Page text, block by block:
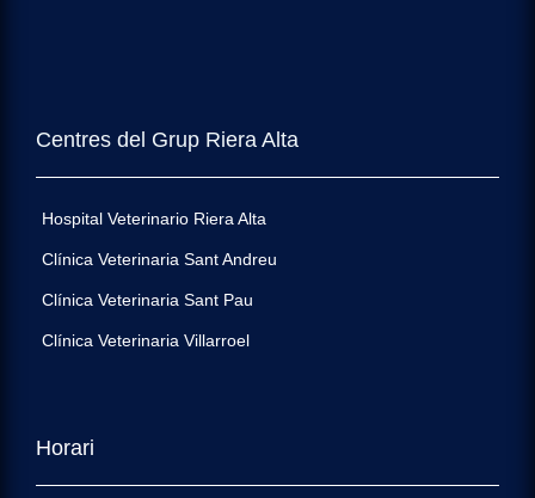
Centres del Grup Riera Alta
Hospital Veterinario Riera Alta
Clínica Veterinaria Sant Andreu
Clínica Veterinaria Sant Pau
Clínica Veterinaria Villarroel
Horari